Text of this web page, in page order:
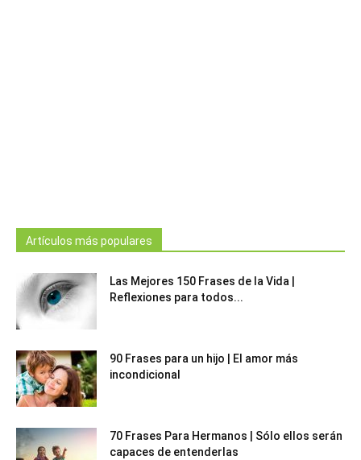
Artículos más populares
Las Mejores 150 Frases de la Vida |
Reflexiones para todos...
90 Frases para un hijo | El amor más
incondicional
70 Frases Para Hermanos | Sólo ellos serán
capaces de entenderlas